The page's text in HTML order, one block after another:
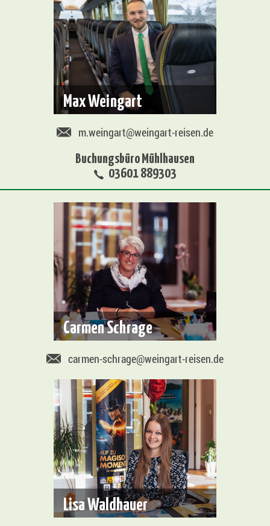
Max Weingart
m.weingart@weingart-reisen.de
Buchungsbüro Mühlhausen
03601 889303
Carmen Schrage
carmen-schrage@weingart-reisen.de
Lisa Waldhauer